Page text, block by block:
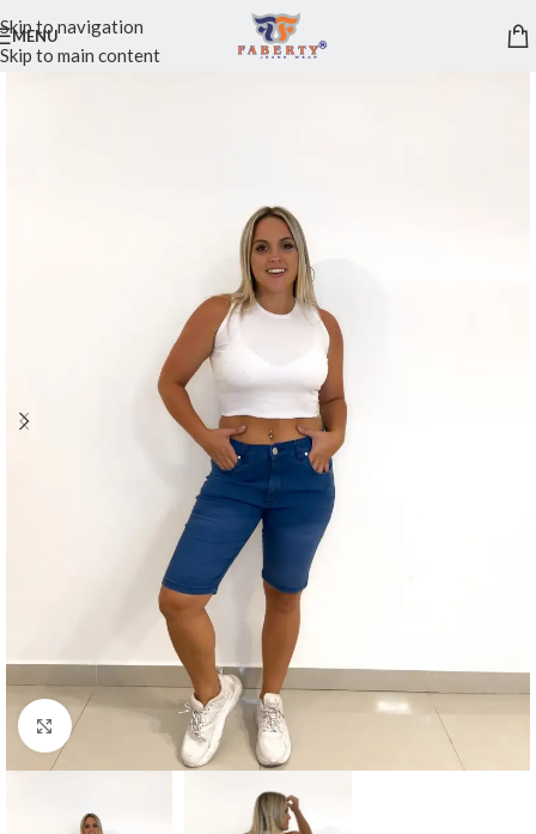
Skip to navigation
Skip to main content
MENU
Vista completa